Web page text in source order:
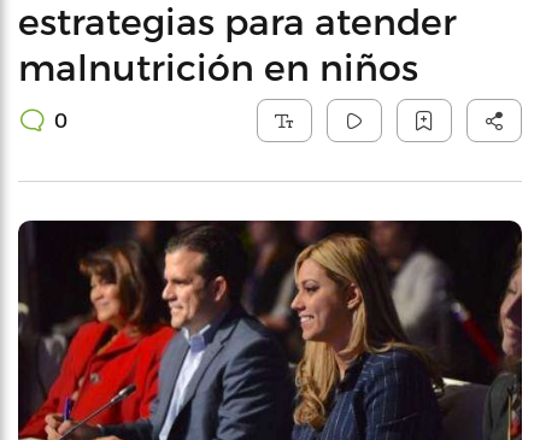
estrategias para atender
malnutrición en niños
0